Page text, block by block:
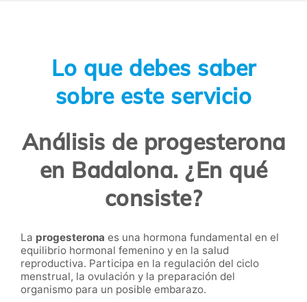
Lo que debes saber
sobre este servicio
Análisis de progesterona
en Badalona. ¿En qué
consiste?
La progesterona es una hormona fundamental en el
equilibrio hormonal femenino y en la salud
reproductiva. Participa en la regulación del ciclo
menstrual, la ovulación y la preparación del
organismo para un posible embarazo.